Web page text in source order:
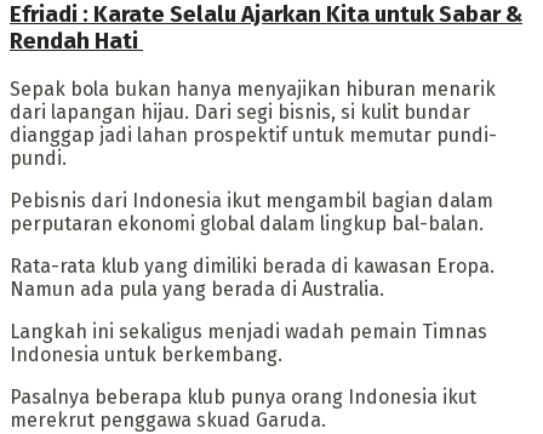
Efriadi : Karate Selalu Ajarkan Kita untuk Sabar &
Rendah Hati ‎
‎Sepak bola bukan hanya menyajikan hiburan menarik
dari lapangan hijau. Dari segi bisnis, si kulit bundar
dianggap jadi lahan prospektif untuk memutar pundi-
pundi.
‎Pebisnis dari Indonesia ikut mengambil bagian dalam
perputaran ekonomi global dalam lingkup bal-balan.
Rata-rata klub yang dimiliki berada di kawasan Eropa.
Namun ada pula yang berada di Australia.
‎Langkah ini sekaligus menjadi wadah pemain Timnas
Indonesia untuk berkembang.
Pasalnya beberapa klub punya orang Indonesia ikut
merekrut penggawa skuad Garuda.